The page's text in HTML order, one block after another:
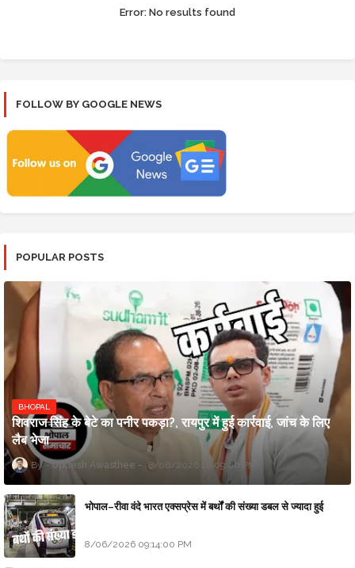
Error: No results found
FOLLOW BY GOOGLE NEWS
POPULAR POSTS
BHOPAL
शिवराज सिंह के बेटे का पनीर पकड़ा?, रायपुर में हुई कार्रवाई, जांच के लिए
लैब भेजा
Updesh Awasthee 8/06/2026 10:09:00 PM
भोपाल–रीवा वंदे भारत एक्सप्रेस में बर्थों की संख्या डबल से ज्यादा हुई
8/06/2026 09:14:00 PM